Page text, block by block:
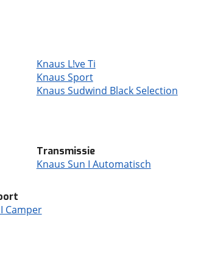
Knaus L!ve Ti
Knaus Sport
Knaus Sudwind Black Selection
Transmissie
Knaus Sun I Automatisch
Camper